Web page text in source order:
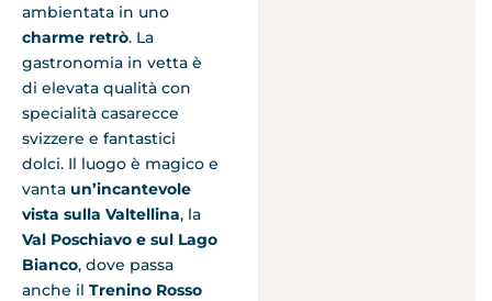
ambientata in uno
charme retrò. La
gastronomia in vetta è
di elevata qualità con
specialità casarecce
svizzere e fantastici
dolci. Il luogo è magico e
vanta un’incantevole
vista sulla Valtellina, la
Val Poschiavo e sul Lago
Bianco, dove passa
anche il Trenino Rosso